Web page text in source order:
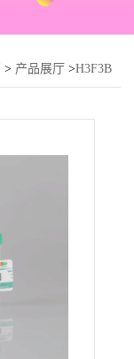
> 产品展厅 >H3F3B